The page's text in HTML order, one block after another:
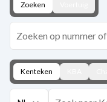
Zoeken
Kenteken